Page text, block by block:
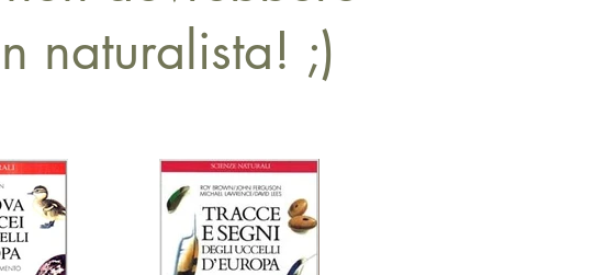
naturalista! ;)